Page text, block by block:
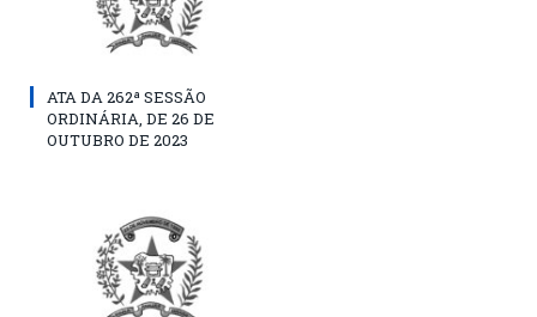
ATA DA 262ª SESSÃO
ORDINÁRIA, DE 26 DE
OUTUBRO DE 2023